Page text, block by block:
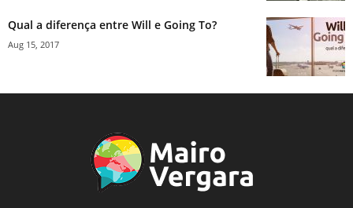
Qual a diferença entre Will e Going To?
Aug 15, 2017